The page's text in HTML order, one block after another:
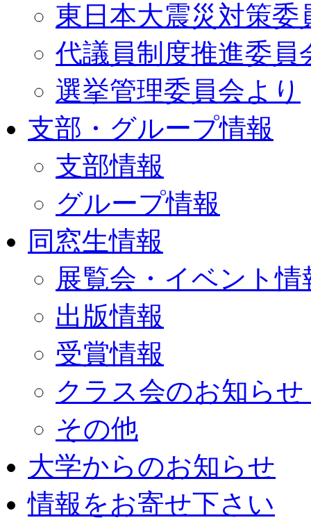
東日本大震災対策委
代議員制度推進委員
選挙管理委員会より
支部・グループ情報
支部情報
グループ情報
同窓生情報
展覧会・イベント情
出版情報
受賞情報
クラス会のお知らせ
その他
大学からのお知らせ
情報をお寄せ下さい